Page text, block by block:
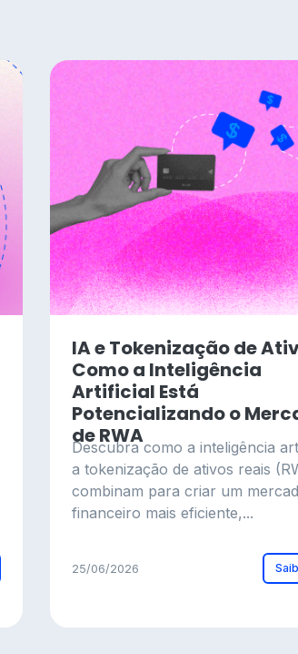
IA e Tokenização de
Como a Inteligência
Artificial Está
Potencializando o
de RWA
Descubra como a inteligência
a tokenização de ativos reais
combinam para criar um
financeiro mais eficiente,...
25/06/2026